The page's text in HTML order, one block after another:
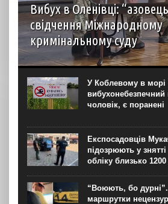
Вибух в Оленівці:
свідчення Міжнародному
кримінальному суду
Капітан Сергій Єрмошин (“Єрмалай”),
командира бригади з тилу,
спеціального призначення НГУ
МКС у Гаазі. Про це він розповів на
У Коблевому в морі
вибухонебезпечний
чоловік, є поранені
Експосадовців
підозрюють у
обліку близько 1200
“Воюють, бо
маршрутки